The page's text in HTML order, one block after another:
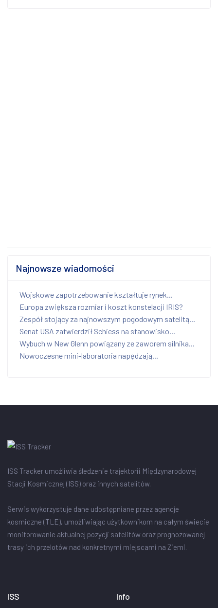
Najnowsze wiadomości
Wojskowe zapotrzebowanie kształtuje rynek...
Europa zwiększa rozmiar i koszt konstelacji IRIS?
Zespół stojący za najnowszym pogodowym satelitą...
Senat USA zatwierdził Schiess na stanowisko...
Wybuch w New Glenn powiązany ze zaworem silnika...
Nowoczesne mini-laboratoria napędzają...
ISS Tracker umożliwia śledzenie trajektorii Międzynarodowej
Stacji Kosmicznej (ISS) oraz innych satelitów.
Serwis wykorzystuje dane udostępniane przez agencje
kosmiczne (TLE), umożliwiając użytkownikom na całym świecie
monitorowanie aktualnej pozycji satelitów oraz prognozowanej
trasy ich przelotów nad konkretnymi miejscami na Ziemi.
ISS Info